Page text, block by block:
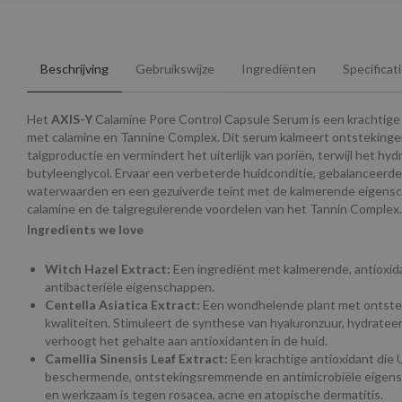
Beschrijving Gebruikswijze Ingrediënten
Het AXIS-Y Calamine Pore Control Capsule Serum is een
met calamine en Tannine Complex. Dit serum kalmeert
talgproductie en vermindert het uiterlijk van poriën, terwijl het
butyleenglycol. Ervaar een verbeterde huidconditie,
waterwaarden en een gezuiverde teint met de kalmerende
calamine en de talgregulerende voordelen van het Tannin Complex.
Ingredients we love
Witch Hazel Extract: Een ingrediënt met kalmerende,
antibacteriële eigenschappen.
Centella Asiatica Extract: Een wondhelende plant met
kwaliteiten. Stimuleert de synthese van hyaluronzuur,
verhoogt het gehalte aan antioxidanten in de huid.
Camellia Sinensis Leaf Extract: Een krachtige antioxidant die
beschermende, ontstekingsremmende en antimicrobiële
en werkzaam is tegen rosacea, acne en atopische dermatitis.